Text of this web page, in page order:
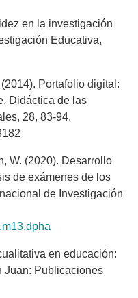
en la investigación
Educativa,
Portafolio digital:
Didáctica de las
28, 83-94.
W. (2020). Desarrollo
de exámenes de los
de Investigación
en educación:
Juan: Publicaciones